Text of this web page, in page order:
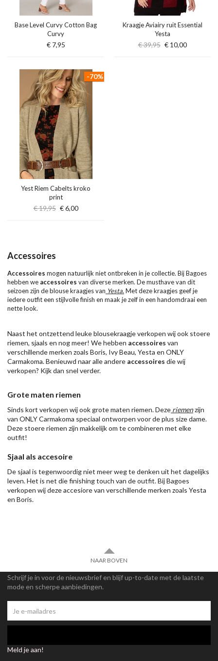
Base Level Curvy Cotton Bag
Curvy
€ 7,95
Kraagje Aviairy ruit Essential
Yesta
€ 39,95 € 10,00
Yest Riem Cabelts kroko
print
€ 19,95 € 6,00
-70%
Accessoires
Accessoires mogen natuurlijk niet ontbreken in je collectie. Bij Bagoes
hebben we accessoires van diverse merken. De musthave van dit
seizoen zijn de blouse kraagjes van Yesta. Met deze kraagjes geef je
iedere outfit een stijlvolle finish en maak je zelf in een handomdraai een
nette look.
Naast het ontzettend leuke blousekraagje verkopen wij ook stoere
riemen, sjaals en nog meer! We hebben accessoires van
verschillende merken zoals Boris, Ivy Beau, Yesta en ONLY
Carmakoma. Benieuwd naar alle andere accessoires die wij
verkopen? Kijk dan snel verder.
Grote maten riemen
Sinds kort verkopen wij ook grote maten riemen. Deze riemenzijn
van ONLY Carmakoma speciaal ontworpen voor de plus size dame.
Deze stoere riemen zijn makkelijk om te combineren met elke
outfit!
Sjaal als accesoire
De sjaal is tegenwoordig niet meer weg te denken uit het dagelijks
leven. Het is net die finishing touch van de outfit. Bij Bagoes
verkopen wij deze accesiore van verschillende merken zoals Yesta
en Boris.
NAAR BOVEN
Schrijf je in voor de nieuwsbrief en blijf up-to-date met de laatste
mode en scherpe aanbiedingen.
Meld je aan!